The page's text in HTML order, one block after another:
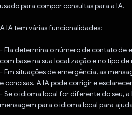
usado para compor consultas para a IA.
A IA tem várias funcionalidades:
- Ela determina o número de contato de
com base na sua localização e no tipo
- Em situações de emergência, as
e concisas. A IA pode corrigir e
- Se o idioma local for diferente do seu,
mensagem para o idioma local para